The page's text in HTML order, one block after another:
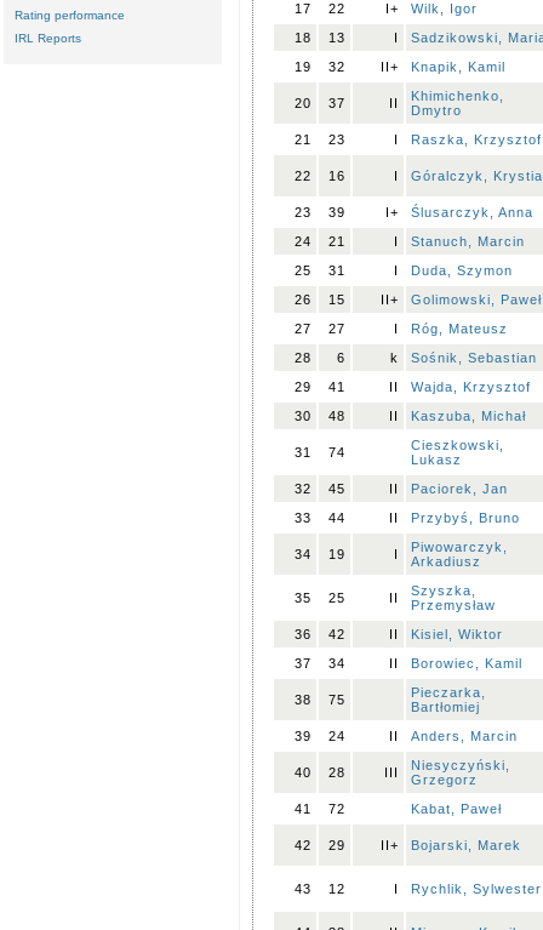
Rating performance
IRL Reports
17
22 I+
Wilk, Igor
18
13 I
Sadzikowski,
19
32 II+ Knapik, Kamil
20 37 II
Khimichenko,
Dmytro
21
23 I Raszka, Krzysztof
22 16 I Góralczyk,
23 39 I+
Ślusarczyk, Anna
24
21 I
Stanuch, Marcin
25
31 I
Duda, Szymon
26
15 II+
Golimowski, Paweł
27
27 I
Róg, Mateusz
28
6 k
Sośnik, Sebastian
29
41 II
Wajda, Krzysztof
30
48 II Kaszuba, Michał
31 74
Cieszkowski,
Lukasz
32
45 II
Paciorek, Jan
33
44 II Przybyś, Bruno
34 19 I
Piwowarczyk,
Arkadiusz
35 25 II
Szyszka,
Przemysław
36
42 II
Kisiel, Wiktor
37
34 II Borowiec, Kamil
38 75
Pieczarka,
Bartłomiej
39
24 II Anders, Marcin
40 28 III
Niesyczyński,
Grzegorz
41
72 Kabat, Paweł
42 29 II+ Bojarski, Marek
43 12 I Rychlik, Sylwester